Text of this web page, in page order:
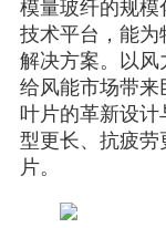
模量玻纤的规模
技术平台，能为
解决方案。以风
给风能市场带来
叶片的革新设
型更长、抗疲
片。